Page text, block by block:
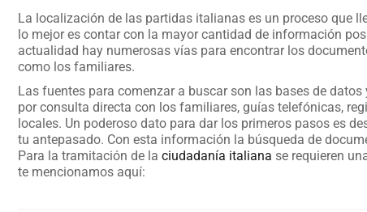
La localización de las partidas italianas es un proceso que
lo mejor es contar con la mayor cantidad de información
actualidad hay numerosas vías para encontrar los
como los familiares.
Las fuentes para comenzar a buscar son las bases de
por consulta directa con los familiares, guías telefónicas,
locales. Un poderoso dato para dar los primeros pasos es
tu antepasado. Con esta información la búsqueda de
Para la tramitación de la ciudadanía italiana se requieren
te mencionamos aquí: